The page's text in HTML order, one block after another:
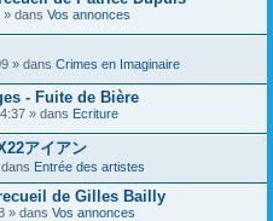
» dans Vos annonces
» dans Crimes en Imaginaire
- Fuite de Bière
» dans Ecriture
アイアン
Entrée des artistes
de Gilles Bailly
» dans Vos annonces